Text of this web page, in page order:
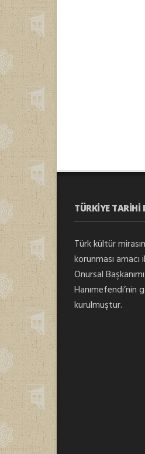
TÜRKIYE TARIHI
Türk kültür
korunması amacı
Onursal
Hanımefendi’nin
kurulmuştur.